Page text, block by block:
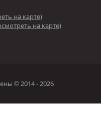
на карте)
на карте)
© 2014 - 2026